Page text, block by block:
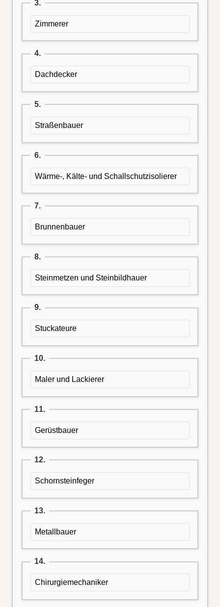
3.
Zimmerer
4.
Dachdecker
5.
Straßenbauer
6.
Wärme-, Kälte- und Schallschutzisolierer
7.
Brunnenbauer
8.
Steinmetzen und Steinbildhauer
9.
Stuckateure
10.
Maler und Lackierer
11.
Gerüstbauer
12.
Schornsteinfeger
13.
Metallbauer
14.
Chirurgiemechaniker